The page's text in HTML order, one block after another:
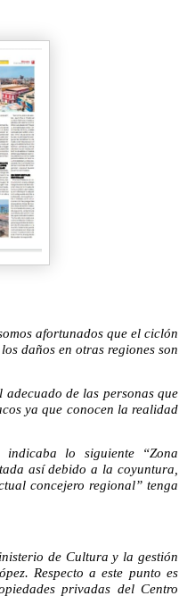
afortunados que el ciclón
daños en otras regiones son
adecuado de las personas que
ya que conocen la realidad
lo siguiente “Zona
así debido a la coyuntura,
concejero regional” tenga
de Cultura y la gestión
Respecto a este punto es
privadas del Centro